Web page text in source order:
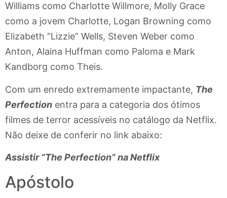
Williams como Charlotte Willmore, Molly Grace
como a jovem Charlotte, Logan Browning como
Elizabeth “Lizzie” Wells, Steven Weber como
Anton, Alaina Huffman como Paloma e Mark
Kandborg como Theis.
Com um enredo extremamente impactante, The
Perfection entra para a categoria dos ótimos
filmes de terror acessíveis no catálogo da Netflix.
Não deixe de conferir no link abaixo:
Assistir “The Perfection” na Netflix
Apóstolo